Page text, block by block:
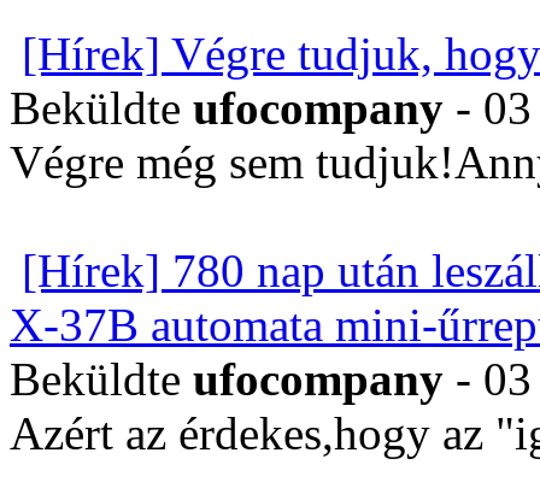
[Hírek] Végre tudjuk,
Beküldte ufocompany -
Végre még sem
[Hírek] 780 nap után
X-37B automata mini-
Beküldte ufocompany -
Azért az érdekes,hogy az